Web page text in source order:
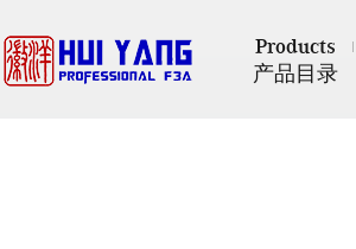
Products
产品目录